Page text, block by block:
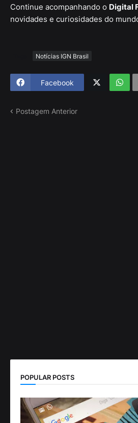
Continue acompanhando o Digital
novidades e curiosidades do
Notícias IGN Brasil
Facebook
Postagem Anterior
POPULAR POSTS